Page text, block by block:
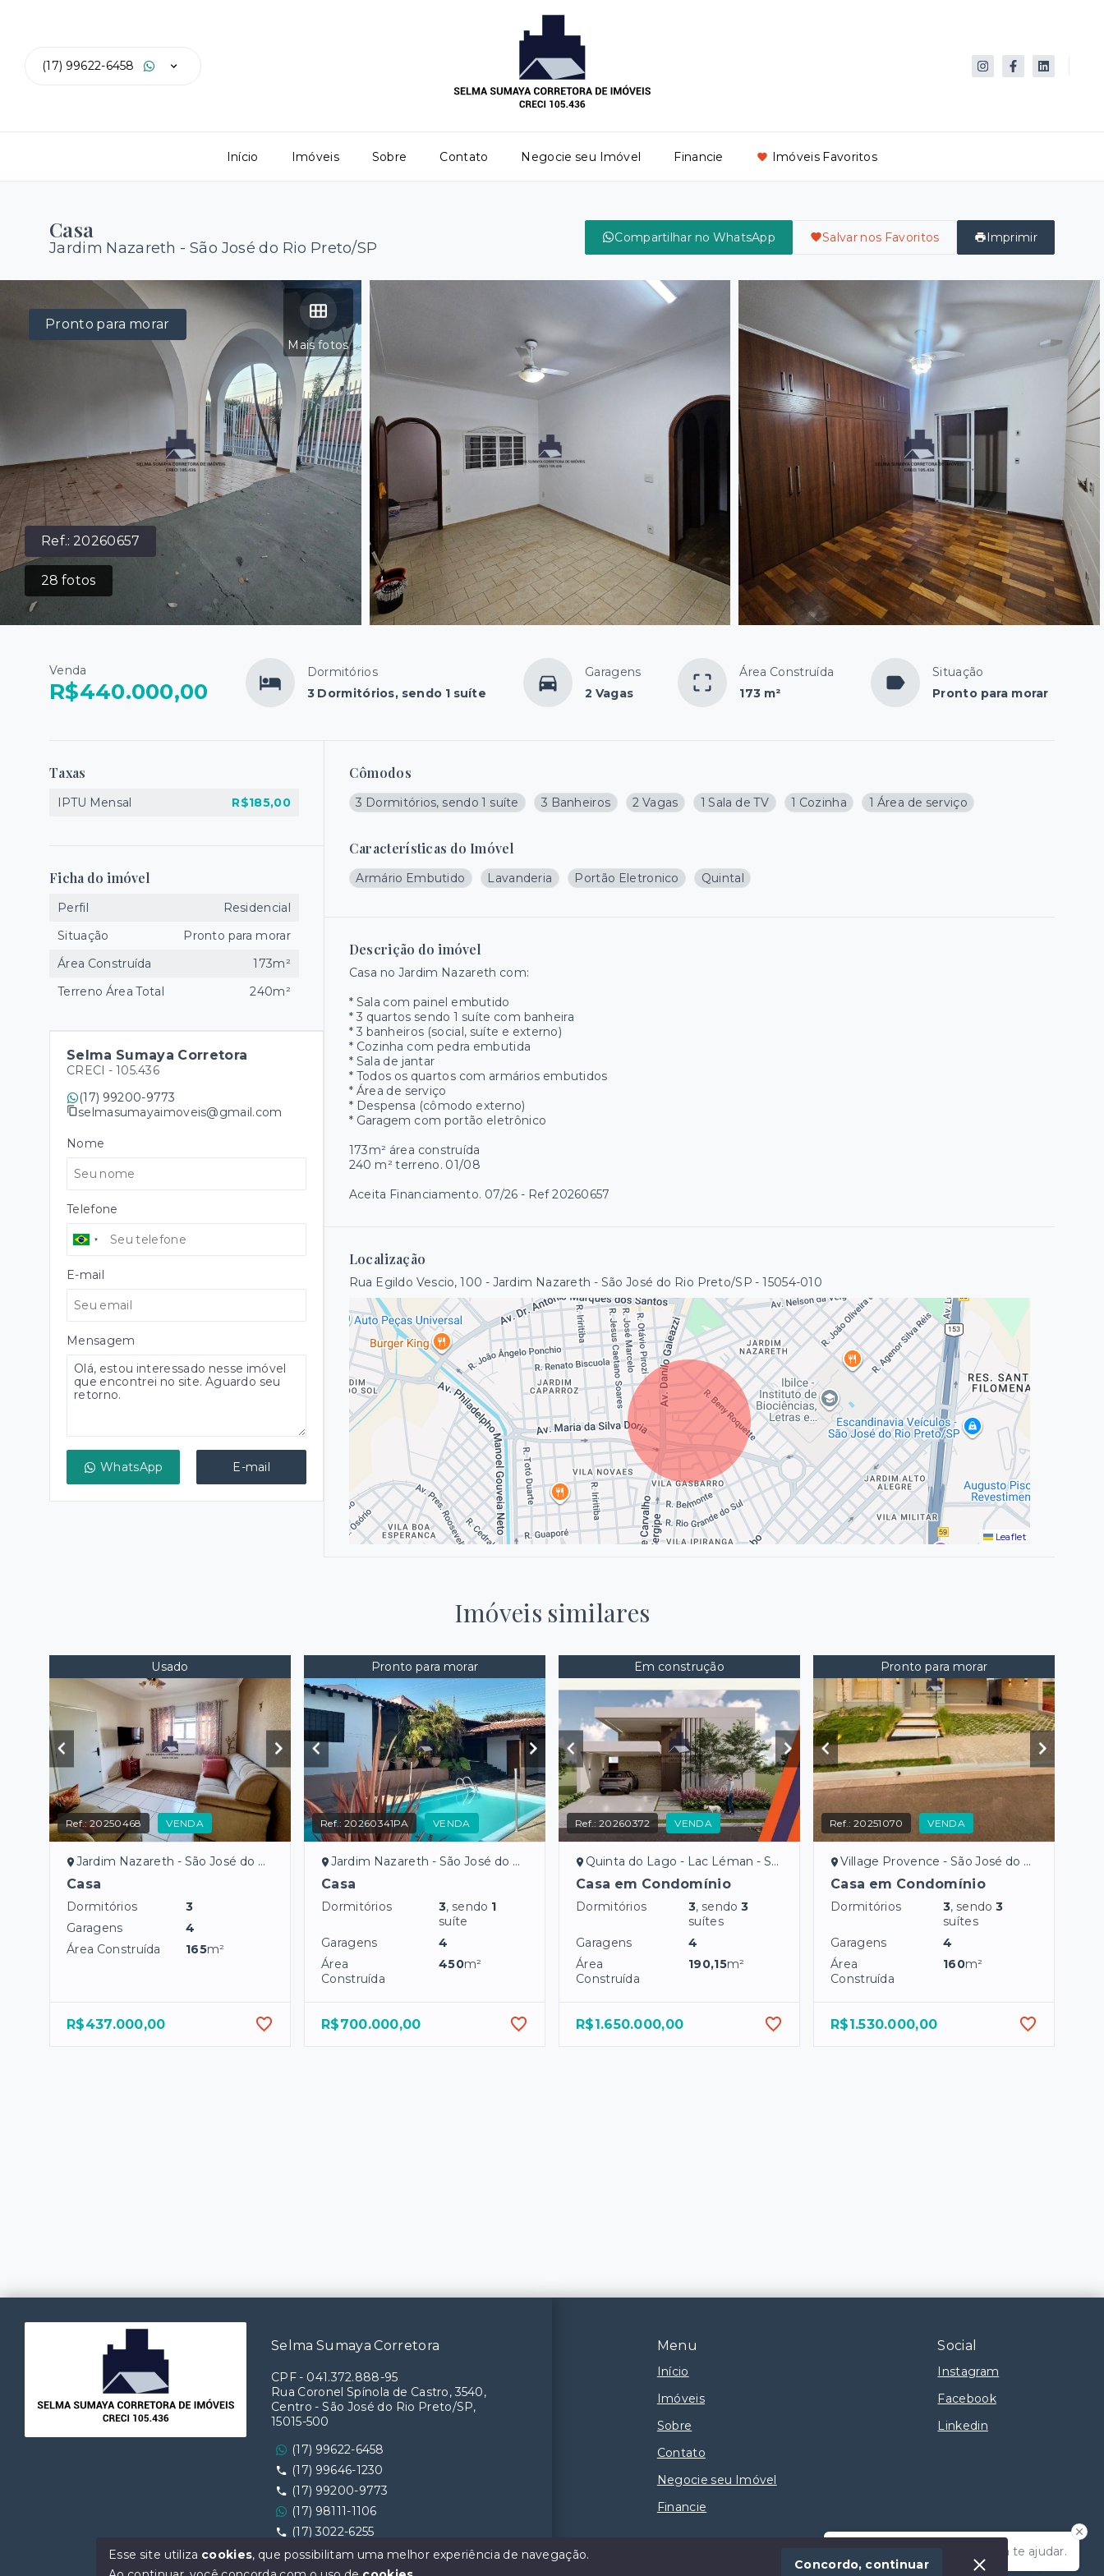
(17) 99622-6458
Início Imóveis Sobre Contato Negocie seu Imóvel Financie Imóveis Favoritos
Casa
Jardim Nazareth - São José do Rio Preto/SP
Compartilhar no WhatsApp Salvar nos Favoritos Imprimir
Ref.: 20260657
28 fotos
Mais fotos
Pronto para morar
Venda
R$440.000,00
Dormitórios
3 Dormitórios, sendo 1 suíte
Garagens
2 Vagas
Área Construída
173 m²
Situação
Pronto para morar
Cômodos
3 Dormitórios, sendo 1 suíte 3 Banheiros 2 Vagas 1 Sala de TV 1 Cozinha 1 Área de serviço
Características do Imóvel
Armário Embutido Lavanderia Portão Eletronico Quintal
Descrição do imóvel
Casa no Jardim Nazareth com:
* Sala com painel embutido
* 3 quartos sendo 1 suíte com banheira
* 3 banheiros (social, suíte e externo)
* Cozinha com pedra embutida
* Sala de jantar
* Todos os quartos com armários embutidos
* Área de serviço
* Despensa (cômodo externo)
* Garagem com portão eletrônico
173m² área construída
240 m² terreno. 01/08
Aceita Financiamento. 07/26 - Ref 20260657
Localização
Rua Egildo Vescio, 100 - Jardim Nazareth - São José do Rio Preto/SP - 15054-010
Leaflet
Taxas
IPTU Mensal R$185,00
Ficha do imóvel
Perfil
Residencial
Situação
Pronto para morar
Área Construída
173m²
Terreno Área Total
240m²
Selma Sumaya Corretora
CRECI - 105.436
(17) 99200-9773
selmasumayaimoveis@gmail.com
Nome
Telefone
E-mail
Mensagem
WhatsApp E-mail
Imóveis similares
Usado
Ref.:20250468 VENDA
Jardim Nazareth - São José do Rio Preto/SP
Casa
Dormitórios
3
Garagens
4
Área Construída
165m²
R$437.000,00
Pronto para morar
Ref.:20260341PA VENDA
Jardim Nazareth - São José do Rio Preto/SP
Casa
Dormitórios 3, sendo 1
suíte
Garagens
4
Área
Construída
450m²
R$700.000,00
Em construção
Ref.:20260372 VENDA
Quinta do Lago - Lac Léman - São José do Rio Preto/SP
Casa em Condomínio
Dormitórios 3, sendo3
suítes
Garagens
4
Área
Construída
190,15m²
R$1.650.000,00
Pronto para morar
Ref.:20251070 VENDA
Village Provence - São José do Rio Preto/SP
Casa em Condomínio
Dormitórios 3, sendo3
suítes
Garagens
4
Área
Construída
160m²
R$1.530.000,00
Olá! Estamos disponíveis para te ajudar.
Menu
Início
Imóveis
Sobre
Contato
Negocie seu Imóvel
Financie
Social
Instagram
Facebook
Linkedin
Selma Sumaya Corretora
CPF- 041.372.888-95
Rua Coronel Spínola de Castro, 3540,
Centro - São José do Rio Preto/SP,
15015-500
(17) 99622-6458
(17) 99646-1230
(17) 99200-9773
(17) 98111-1106
(17) 3022-6255
Ver e-mail
Esse site utiliza cookies, que possibilitam uma melhor experiência de navegação.
Concordo, continuar